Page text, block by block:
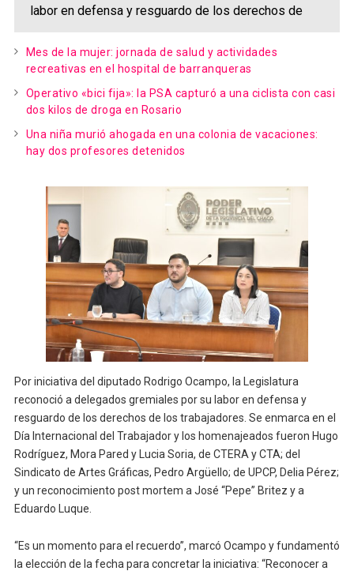
labor en defensa y resguardo de los derechos de
Mes de la mujer: jornada de salud y actividades
recreativas en el hospital de barranqueras
Operativo «bici fija»: la PSA capturó a una ciclista con casi
dos kilos de droga en Rosario
Una niña murió ahogada en una colonia de vacaciones:
hay dos profesores detenidos
Por iniciativa del diputado Rodrigo Ocampo, la Legislatura
reconoció a delegados gremiales por su labor en defensa y
resguardo de los derechos de los trabajadores. Se enmarca en el
Día Internacional del Trabajador y los homenajeados fueron Hugo
Rodríguez, Mora Pared y Lucia Soria, de CTERA y CTA; del
Sindicato de Artes Gráficas, Pedro Argüello; de UPCP, Delia Pérez;
y un reconocimiento post mortem a José “Pepe” Britez y a
Eduardo Luque.
“Es un momento para el recuerdo”, marcó Ocampo y fundamentó
la elección de la fecha para concretar la iniciativa: “Reconocer a